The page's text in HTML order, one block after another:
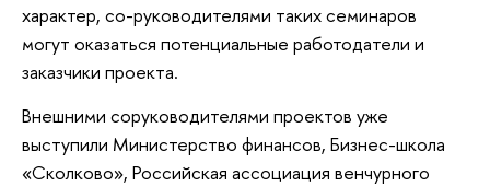
характер, со-руководителями таких семинаров
могут оказаться потенциальные работодатели и
заказчики проекта.
Внешними соруководителями проектов уже
выступили Министерство финансов, Бизнес-школа
«Сколково», Российская ассоциация венчурного